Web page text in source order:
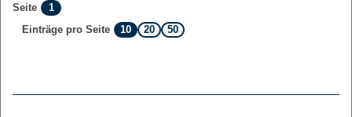
Seite
1
Einträge pro Seite
10 20 50